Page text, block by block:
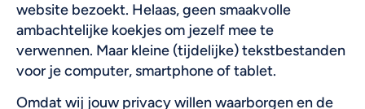
website bezoekt. Helaas, geen smaakvolle
ambachtelijke koekjes om jezelf mee te
verwennen. Maar kleine (tijdelijke) tekstbestanden
voor je computer, smartphone of tablet.
Omdat wij jouw privacy willen waarborgen en de